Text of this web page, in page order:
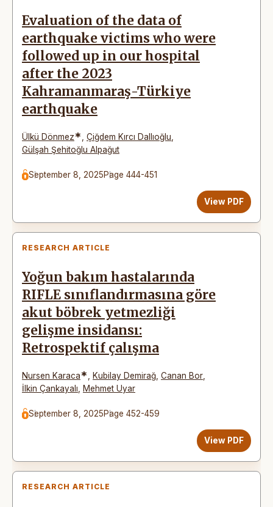
Evaluation of the data of
earthquake victims who were
followed up in our hospital
after the 2023
Kahramanmaraş-Türkiye
earthquake
Ülkü Dönmez* Çiğdem Kırcı Dallıoğlu
Gülşah Şehitoğlu Alpağut
September 8, 2025Page 444-451
View PDF
RESEARCH ARTICLE
Yoğun bakım hastalarında
RIFLE sınıflandırmasına göre
akut böbrek yetmezliği
gelişme insidansı:
Retrospektif çalışma
Nursen Karaca* Kubilay Demirağ Canan Bor
İlkin Çankayalı
Mehmet Uyar
September 8, 2025Page 452-459
View PDF
RESEARCH ARTICLE